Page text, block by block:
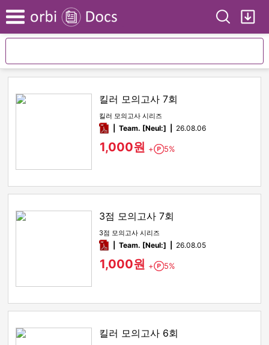
Menu Search
킬러 모의고사 7회
킬러 모의고사 시리즈
pdfTeam. [Neul:] 26.08.06
1,000원 + Point
5%
3점 모의고사 7회
3점 모의고사 시리즈
pdfTeam. [Neul:] 26.08.05
1,000원 + Point
5%
킬러 모의고사 6회